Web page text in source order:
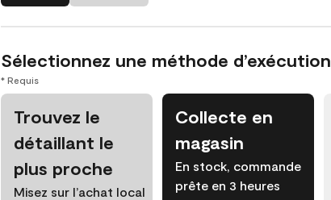
Sélectionnez une méthode d’exécution
* Requis
Trouvez le
détaillant le
plus proche
Misez sur l’achat local
Collecte en
magasin
En stock, commande
prête en 3 heures